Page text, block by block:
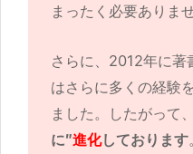
まったく必要ありませ
さらに、2012年に著
はさらに多くの経験
ました。したがって、
に″進化しております。